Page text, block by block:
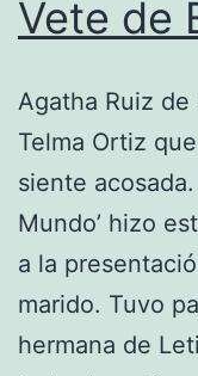
Vete de
Agatha Ruiz
Telma Ortiz
siente
Mundo’ hizo
a la
marido. Tuvo
hermana de